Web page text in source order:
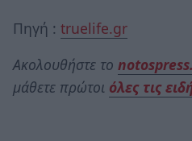
Πηγή : truelife.gr
Ακολουθήστε το
μάθετε πρώτοι όλες τις